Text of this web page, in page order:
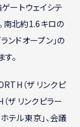
ートウェイシテ
南北約1.6キロの
ンドオープン」の
。
（ザ リンクピ
ザ リンクピラー
ホテル東京」、会議